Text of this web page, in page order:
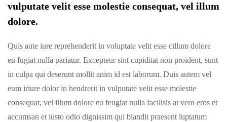
vulputate velit esse molestie consequat, vel illum
dolore.
Quis aute iure reprehenderit in voluptate velit esse cillum dolore
eu fugiat nulla pariatur. Excepteur sint cupiditat non proident, sunt
in culpa qui deserunt mollit anim id est laborum. Duis autem vel
eum iriure dolor in hendrerit in vulputate velit esse molestie
consequat, vel illum dolore eu feugiat nulla facilisis at vero eros et
accumsan et iusto odio dignissim qui blandit praesent luptatum